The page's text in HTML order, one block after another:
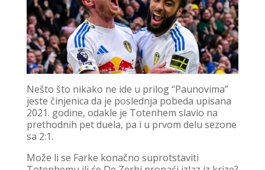
Nešto što nikako ne ide u prilog “Paunovima”
jeste činjenica da je poslednja pobeda upisana
2021. godine, odakle je Totenhem slavio na
prethodnih pet duela, pa i u prvom delu sezone
sa 2:1.
Može li se Farke konačno suprotstaviti